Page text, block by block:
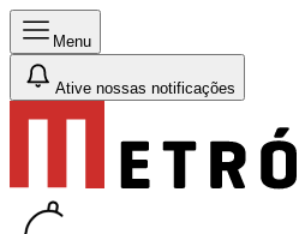
Menu
Ative nossas notificações